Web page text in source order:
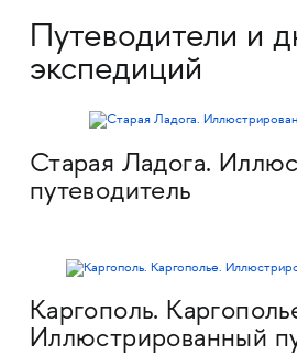
Путеводители и
экспедиций
Старая Ладога.
путеводитель
Каргополь.
Иллюстрированный